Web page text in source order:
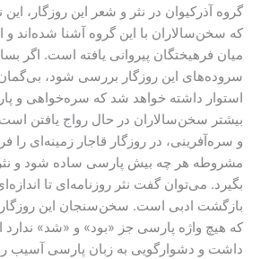
گروه آذرکیوان در نثر و شعر این روزگار،
که سخن‌سالاران با این گروه آشنا شده‌اند و
میان فرهیختگان پیروانی یافته است. اگر
سروده‌های این روزگار بررسی شود،
استوار داشته خواهد شد که سره‌خواهی و
بیشتر سخن‌سالاران در حال رواج یافتن
و سره‌آفرینی، در روزگار قاجار زمینه‌ای را
مشروطه هر چه بیش پارسی ساده شود و نثر
بگیرد. می‌توان گفت نثر روزنامه‌ای تا
بازگشت ادبی است. سخن‌سنجان این روزگار
که هیچ واژه پارسی جز «بود» و «شد» ندارد
داشت و دشوارگویی به زبان پارسی آسیب